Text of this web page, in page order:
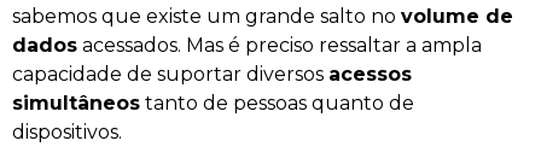
sabemos que existe um grande salto no volume de
dados acessados. Mas é preciso ressaltar a ampla
capacidade de suportar diversos acessos
simultâneos tanto de pessoas quanto de
dispositivos.